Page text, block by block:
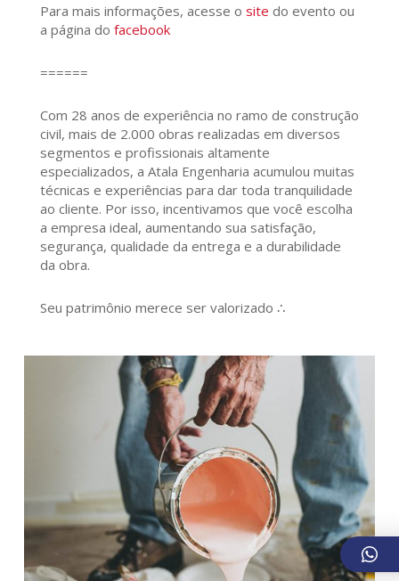
Para mais informações, acesse o site do evento ou
a página do facebook
======
Com 28 anos de experiência no ramo de construção
civil, mais de 2.000 obras realizadas em diversos
segmentos e profissionais altamente
especializados, a Atala Engenharia acumulou muitas
técnicas e experiências para dar toda tranquilidade
ao cliente. Por isso, incentivamos que você escolha
a empresa ideal, aumentando sua satisfação,
segurança, qualidade da entrega e a durabilidade
da obra.
Seu patrimônio merece ser valorizado ∴
609